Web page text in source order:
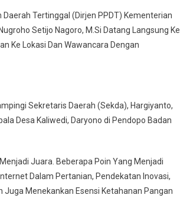
Tertinggal (Dirjen PPDT) Kementerian
Setijo Nagoro, M.Si Datang Langsung Ke
Ke Lokasi Dan Wawancara Dengan
Sekretaris Daerah (Sekda), Hargiyanto,
Desa Kaliwedi, Daryono di Pendopo Badan
Juara. Beberapa Poin Yang Menjadi
Dalam Pertanian, Pendekatan Inovasi,
Juga Menekankan Esensi Ketahanan Pangan